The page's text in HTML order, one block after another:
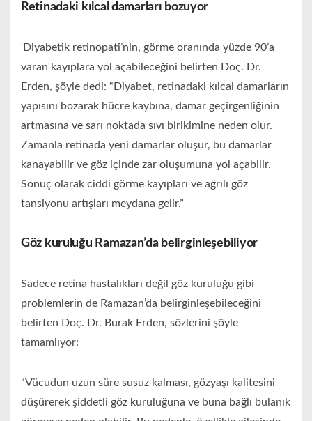
Retinadaki kılcal damarları bozuyor
‘Diyabetik retinopati’nin, görme oranında yüzde 90’a
varan kayıplara yol açabileceğini belirten Doç. Dr.
Erden, şöyle dedi: “Diyabet, retinadaki kılcal damarların
yapısını bozarak hücre kaybına, damar geçirgenliğinin
artmasına ve sarı noktada sıvı birikimine neden olur.
Zamanla retinada yeni damarlar oluşur, bu damarlar
kanayabilir ve göz içinde zar oluşumuna yol açabilir.
Sonuç olarak ciddi görme kayıpları ve ağrılı göz
tansiyonu artışları meydana gelir.”
Göz kuruluğu Ramazan’da belirginleşebiliyor
Sadece retina hastalıkları değil göz kuruluğu gibi
problemlerin de Ramazan’da belirginleşebileceğini
belirten Doç. Dr. Burak Erden, sözlerini şöyle
tamamlıyor:
“Vücudun uzun süre susuz kalması, gözyaşı kalitesini
düşürerek şiddetli göz kuruluğuna ve buna bağlı bulanık